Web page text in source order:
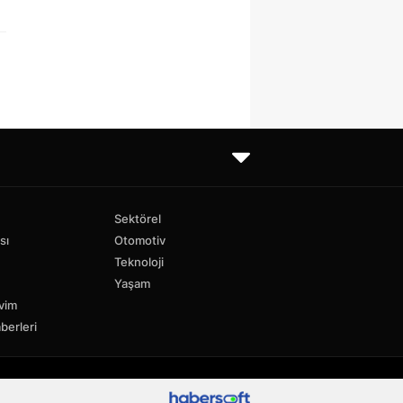
Sektörel
Otomotiv
Teknoloji
Yaşam